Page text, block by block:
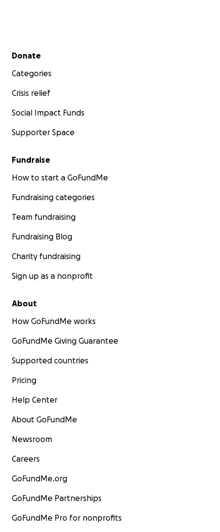
Secondary menu
Donate
Categories
Crisis relief
Social Impact Funds
Supporter Space
Fundraise
How to start a GoFundMe
Fundraising categories
Team fundraising
Fundraising Blog
Charity fundraising
Sign up as a nonprofit
About
How GoFundMe works
GoFundMe Giving Guarantee
Supported countries
Pricing
Help Center
About GoFundMe
Newsroom
Careers
GoFundMe.org
GoFundMe Partnerships
GoFundMe Pro for nonprofits